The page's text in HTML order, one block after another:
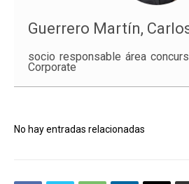
Guerrero Martín,
socio responsable área
Corporate
No hay entradas relacionadas